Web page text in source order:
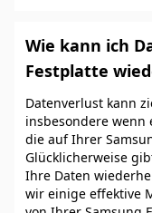
Wie kann ich
Festplatte
Datenverlust kann
insbesondere wenn
die auf Ihrer
Glücklicherweise
Ihre Daten
wir einige effektive